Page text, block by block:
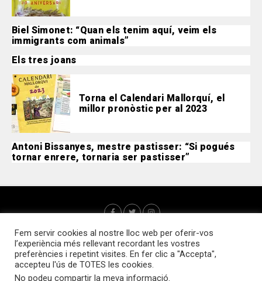
Biel Simonet: “Quan els tenim aquí, veim els
immigrants com animals”
Els tres joans
Torna el Calendari Mallorquí, el
millor pronòstic per al 2023
Antoni Bissanyes, mestre pastisser: “Si pogués
tornar enrere, tornaria ser pastisser”
Fem servir cookies al nostre lloc web per oferir-vos
l’experiència més rellevant recordant les vostres
preferències i repetint visites. En fer clic a "Accepta",
accepteu l'ús de TOTES les cookies.
No podeu compartir la meva informació.